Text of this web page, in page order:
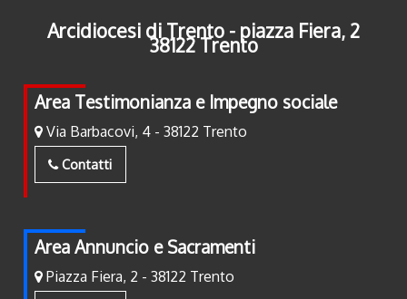
Arcidiocesi di Trento - piazza Fiera, 2
38122 Trento
Area Testimonianza e Impegno sociale
Via Barbacovi, 4 - 38122 Trento
Contatti
Area Annuncio e Sacramenti
Piazza Fiera, 2 - 38122 Trento